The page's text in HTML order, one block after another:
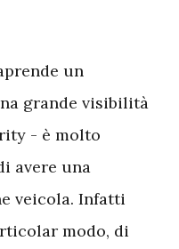
un
grande visibilità
- è molto
avere una
veicola. Infatti
modo, di